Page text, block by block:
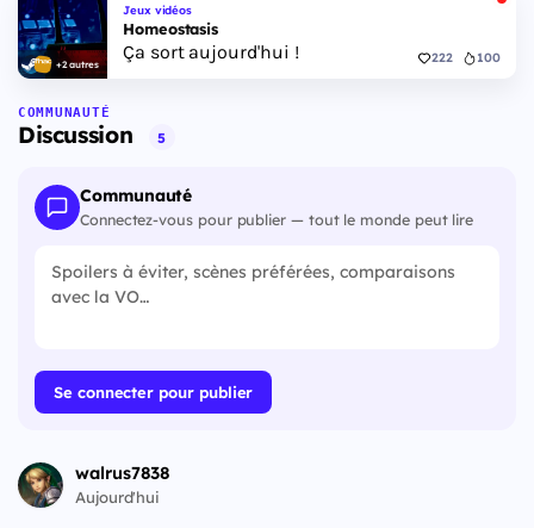
+2 autres
Jeux vidéos
Homeostasis
Ça sort aujourd'hui ! 222 100
COMMUNAUTÉ
Discussion 5
Communauté
Connectez-vous pour publier — tout le monde peut lire
Se connecter pour publier
walrus7838
Aujourd'hui